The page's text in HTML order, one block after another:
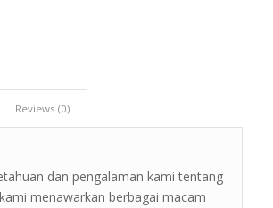
Reviews (0)
dan pengalaman kami tentang
menawarkan berbagai macam